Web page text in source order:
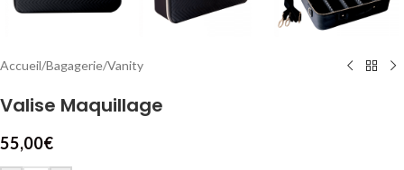
Accueil/Bagagerie/Vanity
Valise Maquillage
55,00€